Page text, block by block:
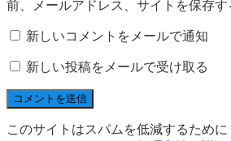
前、メールアドレス、サイトを保存す
新しいコメントをメールで通知
新しい投稿をメールで受け取る
このサイトはスパムを低減するために